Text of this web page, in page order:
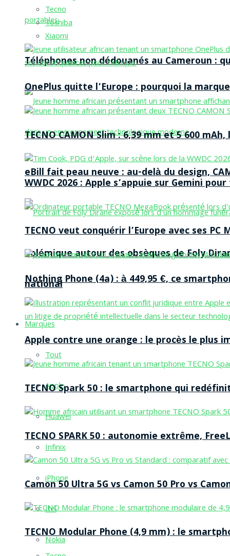
Téléphones non dédouanés au Cameroun :
eBill fait peau neuve : au-delà du design,
Polémique autour des obsèques de Foly
national
Marques
Tout
Apple
Huawei
Infinix
iPhone
Itel
Nokia
Tecno
Toshiba
Xiaomi
OnePlus quitte l’Europe : pourquoi la
TECNO CAMON Slim : 6,39 mm et 5 600
WWDC 2026 : Apple s’appuie sur Gemini
TECNO veut conquérir l’Europe avec ses
Nothing Phone (4a) : à 449,95 €, ce
Apple contre une orange : le procès le plus
TECNO Spark 50 : le smartphone qui
TECNO SPARK 50 : autonomie extrême,
Camon 50 Ultra 5G vs Camon 50 Pro vs
TECNO Modular Phone (4,9 mm) : le